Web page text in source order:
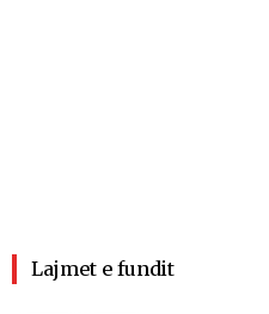
Lajmet e fundit